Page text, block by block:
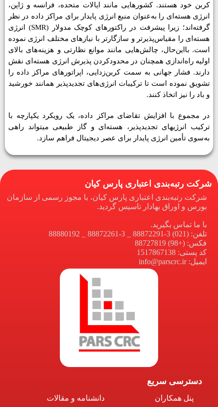
کربن خود هستند. کشورهایی مانند ایالات متحده، فرانسه و ژاپن،
انرژی هسته‌ای را به‌عنوان منبع انرژی پایدار برای مراکز داده در نظر
گرفته‌اند؛ زیرا پیشرفت‌ در راکتورهای کوچک مدولار (SMR
) انرژی
هسته‌ای را مقیاس‌پذیرتر و سازگارتر با نیازهای مختلف انرژی نموده
است. بااین‌حال، چالش‌هایی مانند موانع نظارتی و هزینه‌های بالای
اولیه راه‌اندازی همچنان در محدودکردن پذیرش انرژی هسته‌ای نقش
دارند. فشار جهانی به سمت کربن‌­زدایی، اپراتورهای مراکز داده را
تشویق نموده است تا ترکیبات انرژی‌­های تجدیدپذیر همانند خورشید
و باد را نیز اتخاذ کنند.
در مجموع با افزایش تقاضای مراکز داده، یک رویکرد یکپارچه با
ترکیب انرژی­های تجدیدپذیر، هسته‌­ای و گاز طبیعی می­تواند راهی
به‌سوی تأمین انرژی پایدار برای عصر دیجیتال فراهم سازد.
شرکت رتبه‌بندی اعتباری پارس کیان
شرکت رتبه‌بندی اعتباری پارس کیان، با مجوز رسمی از سازمان
بورس و اوراق بهادار تاسیس گردید.
با ما تماس بگیرید.
تلفن: (021) 3-88872291 _ 3-88872261 _ 88880192
فکس: (+98) 88727819
کد پستی: 1517867138
ایمیل: info@parscrc.ir
دسترسی سریع
پنل همکاران دانشنامه و مقالات